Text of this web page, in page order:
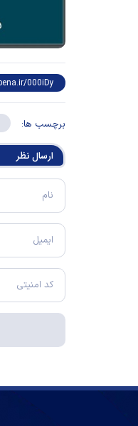
برچسب ها:
ارسال‌ نظر